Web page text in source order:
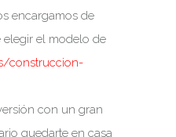
encargamos de
el modelo de
construccion-
con un gran
quedarte en casa